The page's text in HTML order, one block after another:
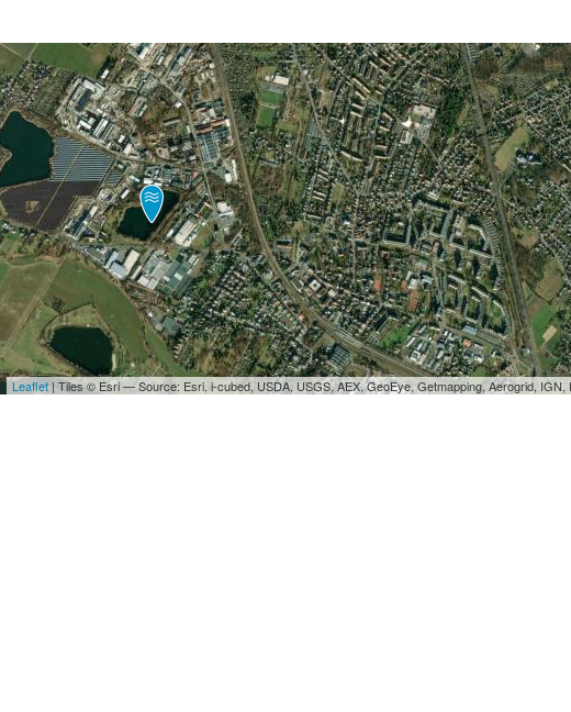
Leaflet | Tiles © Esri — Source: Esri, i-cubed, USDA, USGS, AEX, GeoEye, Getmapping, Aerogrid,